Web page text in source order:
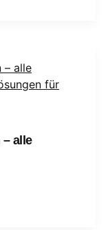
alle